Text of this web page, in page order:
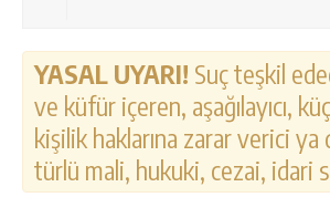
YASAL UYARI! Suç teşkil
ve küfür içeren, aşağılayıcı,
kişilik haklarına zarar verici
türlü mali, hukuki, cezai, idari